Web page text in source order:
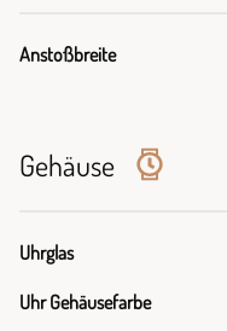
Anstoßbreite
Gehäuse
Uhrglas
Uhr Gehäusefarbe